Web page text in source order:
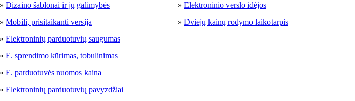
» Dizaino šablonai ir jų galimybės » Elektroninio verslo idėjos
» Mobili, prisitaikanti versija » Dviejų kainų rodymo laikotarpis
» Elektroninių parduotuvių saugumas
» E. sprendimo kūrimas, tobulinimas
» E. parduotuvės nuomos kaina
» Elektroninių parduotuvių pavyzdžiai